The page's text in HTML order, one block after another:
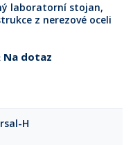
laboratorní stojan,
z nerezové oceli
Na dotaz
H